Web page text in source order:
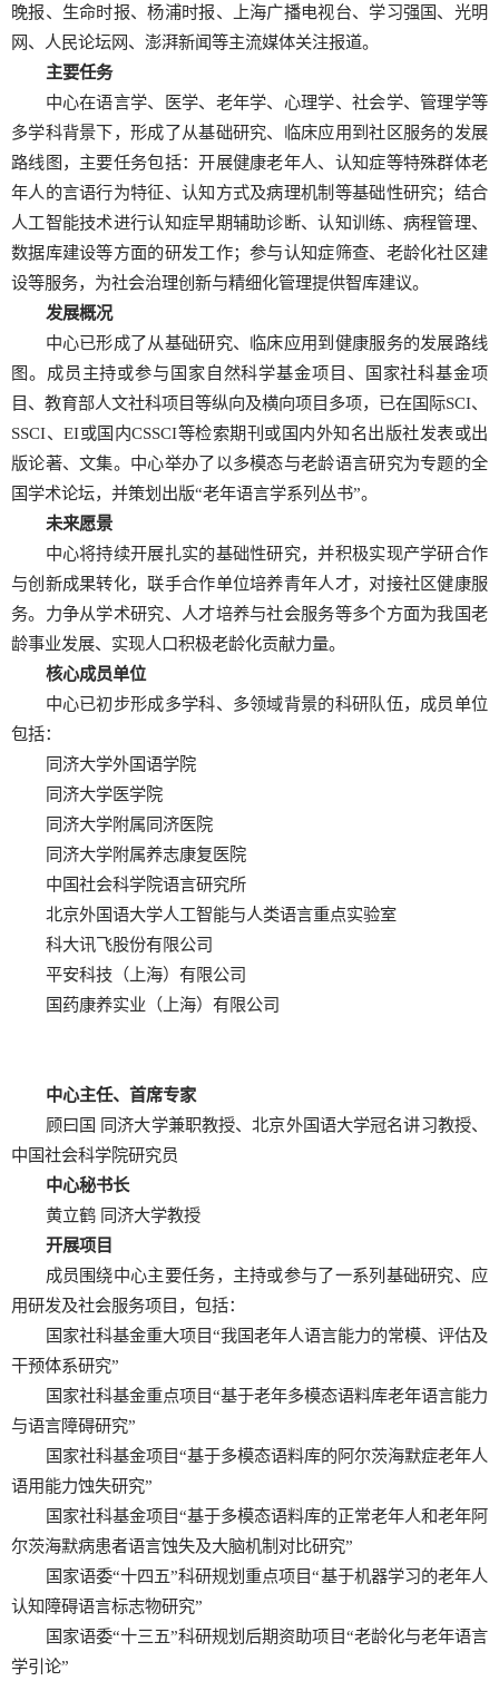
晚报、生命时报、杨浦时报、上海广播电视台、学习强国、光明
网、人民论坛网、澎湃新闻等主流媒体关注报道。
主要任务
中心在语言学、医学、老年学、心理学、社会学、管理学等
多学科背景下，形成了从基础研究、临床应用到社区服务的发展
路线图，主要任务包括：开展健康老年人、认知症等特殊群体老
年人的言语行为特征、认知方式及病理机制等基础性研究；结合
人工智能技术进行认知症早期辅助诊断、认知训练、病程管理、
数据库建设等方面的研发工作；参与认知症筛查、老龄化社区建
设等服务，为社会治理创新与精细化管理提供智库建议。
发展概况
中心已形成了从基础研究、临床应用到健康服务的发展路线
图。成员主持或参与国家自然科学基金项目、国家社科基金项
目、教育部人文社科项目等纵向及横向项目多项，已在国际SCI、
SSCI、EI或国内CSSCI等检索期刊或国内外知名出版社发表或出
版论著、文集。中心举办了以多模态与老龄语言研究为专题的全
国学术论坛，并策划出版“老年语言学系列丛书”。
未来愿景
中心将持续开展扎实的基础性研究，并积极实现产学研合作
与创新成果转化，联手合作单位培养青年人才，对接社区健康服
务。力争从学术研究、人才培养与社会服务等多个方面为我国老
龄事业发展、实现人口积极老龄化贡献力量。
核心成员单位
中心已初步形成多学科、多领域背景的科研队伍，成员单位
包括：
同济大学外国语学院
同济大学医学院
同济大学附属同济医院
同济大学附属养志康复医院
中国社会科学院语言研究所
北京外国语大学人工智能与人类语言重点实验室
科大讯飞股份有限公司
平安科技（上海）有限公司
国药康养实业（上海）有限公司
中心主任、首席专家
顾曰国 同济大学兼职教授、北京外国语大学冠名讲习教授、
中国社会科学院研究员
中心秘书长
黄立鹤 同济大学教授
开展项目
成员围绕中心主要任务，主持或参与了一系列基础研究、应
用研发及社会服务项目，包括：
国家社科基金重大项目“我国老年人语言能力的常模、评估及
干预体系研究”
国家社科基金重点项目“基于老年多模态语料库老年语言能力
与语言障碍研究”
国家社科基金项目“基于多模态语料库的阿尔茨海默症老年人
语用能力蚀失研究”
国家社科基金项目“基于多模态语料库的正常老年人和老年阿
尔茨海默病患者语言蚀失及大脑机制对比研究”
国家语委“十四五”科研规划重点项目“基于机器学习的老年人
认知障碍语言标志物研究”
国家语委“十三五”科研规划后期资助项目“老龄化与老年语言
学引论”